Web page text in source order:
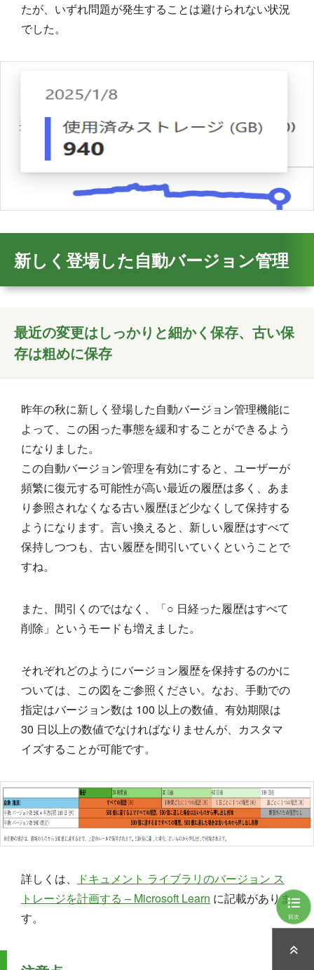
たが、いずれ問題が発生することは避けられない状況
でした。
新しく登場した自動バージョン管理
最近の変更はしっかりと細かく保存、古い保
存は粗めに保存
昨年の秋に新しく登場した自動バージョン管理機能に
よって、この困った事態を緩和することができるよう
になりました。
この自動バージョン管理を有効にすると、ユーザーが
頻繁に復元する可能性が高い最近の履歴は多く、あま
り参照されなくなる古い履歴ほど少なくして保持する
ようになります。言い換えると、新しい履歴はすべて
保持しつつも、古い履歴を間引いていくということで
すね。
また、間引くのではなく、「○ 日経った履歴はすべて
削除」というモードも増えました。
それぞれどのようにバージョン履歴を保持するのかに
ついては、この図をご参照ください。なお、手動での
指定はバージョン数は 100 以上の数値、有効期限は
30 日以上の数値でなければなりませんが、カスタマ
イズすることが可能です。
詳しくは、
ドキュメント ライブラリのバージョン ス
トレージを計画する – Microsoft Learn に記載がありま
す。
目次